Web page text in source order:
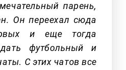
парень,
Он переехал сюда
и еще тогда
футбольный и
С этих чатов все